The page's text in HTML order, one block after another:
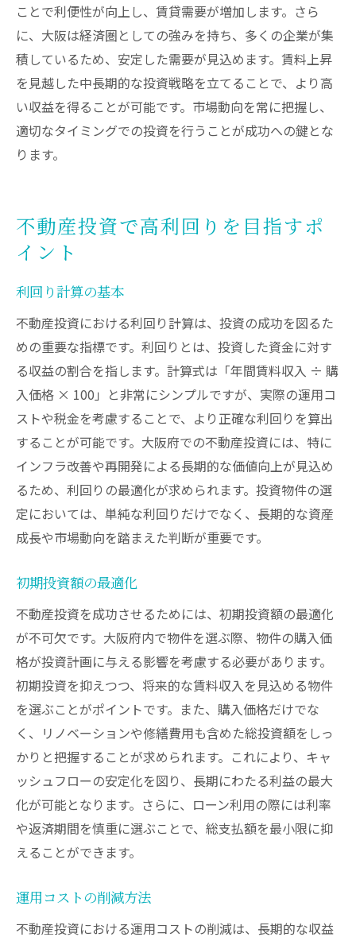
ことで利便性が向上し、賃貸需要が増加します。さら
に、大阪は経済圏としての強みを持ち、多くの企業が集
積しているため、安定した需要が見込めます。賃料上昇
を見越した中長期的な投資戦略を立てることで、より高
い収益を得ることが可能です。市場動向を常に把握し、
適切なタイミングでの投資を行うことが成功への鍵とな
ります。
不動産投資で高利回りを目指すポ
イント
利回り計算の基本
不動産投資における利回り計算は、投資の成功を図るた
めの重要な指標です。利回りとは、投資した資金に対す
る収益の割合を指します。計算式は「年間賃料収入 ÷ 購
入価格 × 100」と非常にシンプルですが、実際の運用コ
ストや税金を考慮することで、より正確な利回りを算出
することが可能です。大阪府での不動産投資には、特に
インフラ改善や再開発による長期的な価値向上が見込め
るため、利回りの最適化が求められます。投資物件の選
定においては、単純な利回りだけでなく、長期的な資産
成長や市場動向を踏まえた判断が重要です。
初期投資額の最適化
不動産投資を成功させるためには、初期投資額の最適化
が不可欠です。大阪府内で物件を選ぶ際、物件の購入価
格が投資計画に与える影響を考慮する必要があります。
初期投資を抑えつつ、将来的な賃料収入を見込める物件
を選ぶことがポイントです。また、購入価格だけでな
く、リノベーションや修繕費用も含めた総投資額をしっ
かりと把握することが求められます。これにより、キャ
ッシュフローの安定化を図り、長期にわたる利益の最大
化が可能となります。さらに、ローン利用の際には利率
や返済期間を慎重に選ぶことで、総支払額を最小限に抑
えることができます。
運用コストの削減方法
不動産投資における運用コストの削減は、長期的な収益